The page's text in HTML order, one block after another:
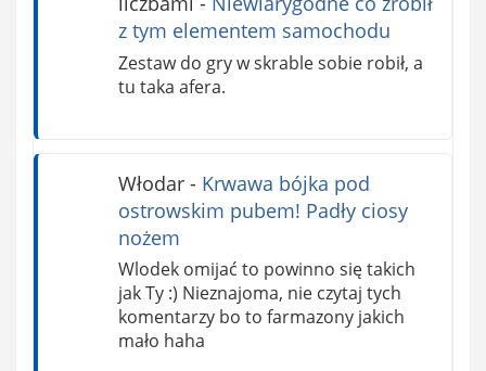
z tym elementem samochodu
Zestaw do gry w skrable sobie robił, a
tu taka afera.
Włodar- Krwawa bójka pod
ostrowskim pubem! Padły ciosy
nożem
Wlodek omijać to powinno się takich
jak Ty :) Nieznajoma, nie czytaj tych
komentarzy bo to farmazony jakich
mało haha